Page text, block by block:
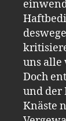
uns alle
Doch
und der
Knäste